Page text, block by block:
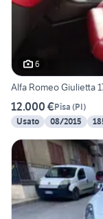
6
Alfa Romeo Giulietta
12.000 €Pisa (PI)
Usato
08/2015